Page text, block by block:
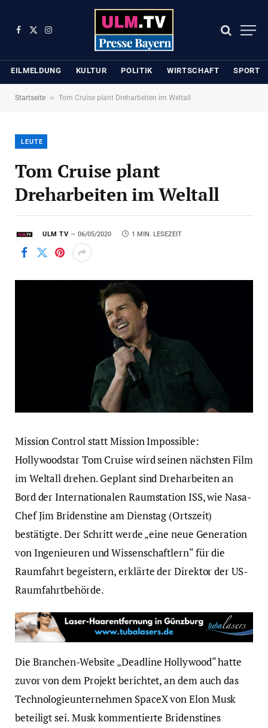
Facebook
X
Instagram
EILMELDUNG KULTUR POLITIK WIRTSCHAFT SPORT
Startseite » Tom Cruise plant Dreharbeiten im Weltall
LEUTE
Tom Cruise plant
Dreharbeiten im Weltall
ULM TV 06/05/2020 1 MIN. LESEZEIT
Mission Control statt Mission Impossible:
Hollywoodstar Tom Cruise wird seinen nächsten Film
im Weltall drehen. Geplant sind Dreharbeiten an
Bord der Internationalen Raumstation ISS, wie Nasa-
Chef Jim Bridenstine am Dienstag (Ortszeit)
bestätigte. Der Schritt werde „eine neue Generation
von Ingenieuren und Wissenschaftlern“ für die
Raumfahrt begeistern, erklärte der Direktor der US-
Raumfahrtbehörde.
Die Branchen-Website „Deadline Hollywood“ hatte
zuvor von dem Projekt berichtet, an dem auch das
Technologieunternehmen SpaceX von Elon Musk
beteiligt sei. Musk kommentierte Bridenstines